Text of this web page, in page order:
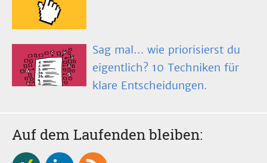
Sag mal… wie priorisierst du
eigentlich? 10 Techniken für
klare Entscheidungen.
Auf dem Laufenden bleiben: